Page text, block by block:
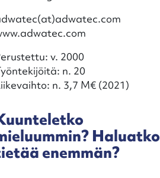
v. 2000
n. 20
n. 3,7 M€ (2021)
Haluatko
enemmän?